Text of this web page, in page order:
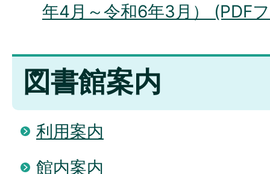
年4月～令和6年3月） (PDF
図書館案内
利用案内
館内案内